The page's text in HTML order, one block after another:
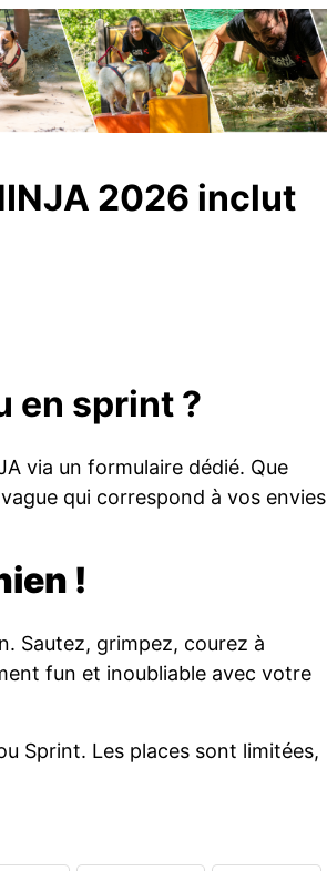
2026 inclut
en sprint ?
via un formulaire dédié. Que
qui correspond à vos envies
!
Sautez, grimpez, courez à
fun et inoubliable avec votre
Sprint. Les places sont limitées,